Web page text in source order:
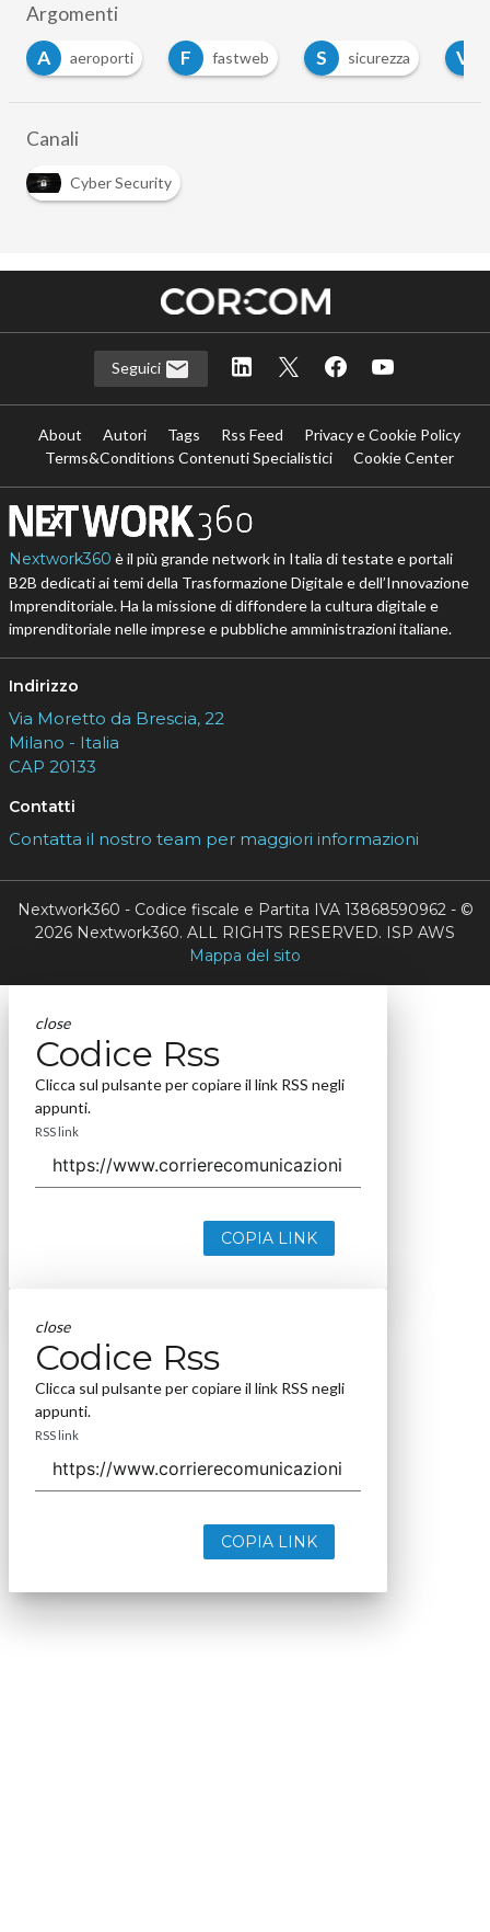
Argomenti
A
aeroporti F fastweb S sicurezza V
Canali
Cyber Security
Seguici
About Autori Tags Rss Feed
Privacy e Cookie Policy
Terms&Conditions Contenuti Specialistici
Cookie Center
Nextwork360 è il più grande network in Italia di testate e portali
B2B dedicati ai temi della Trasformazione Digitale e dell’Innovazione
Imprenditoriale. Ha la missione di diffondere la cultura digitale e
imprenditoriale nelle imprese e pubbliche amministrazioni italiane.
Indirizzo
Via Moretto da Brescia, 22
Milano - Italia
CAP 20133
Contatti
Contatta il nostro team per maggiori informazioni
Nextwork360 - Codice fiscale e Partita IVA 13868590962 - ©
2026 Nextwork360. ALL RIGHTS RESERVED. ISP AWS
Mappa del sito
close
Codice Rss
Clicca sul pulsante per copiare il link RSS negli
appunti.
RSS link
COPIA LINK
close
Codice Rss
Clicca sul pulsante per copiare il link RSS negli
appunti.
RSS link
COPIA LINK